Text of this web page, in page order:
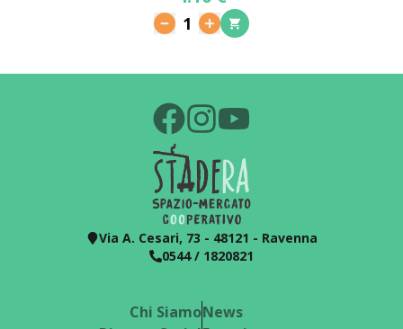
1
Via A. Cesari, 73 - 48121 - Ravenna
0544 / 1820821
Chi SiamoNews